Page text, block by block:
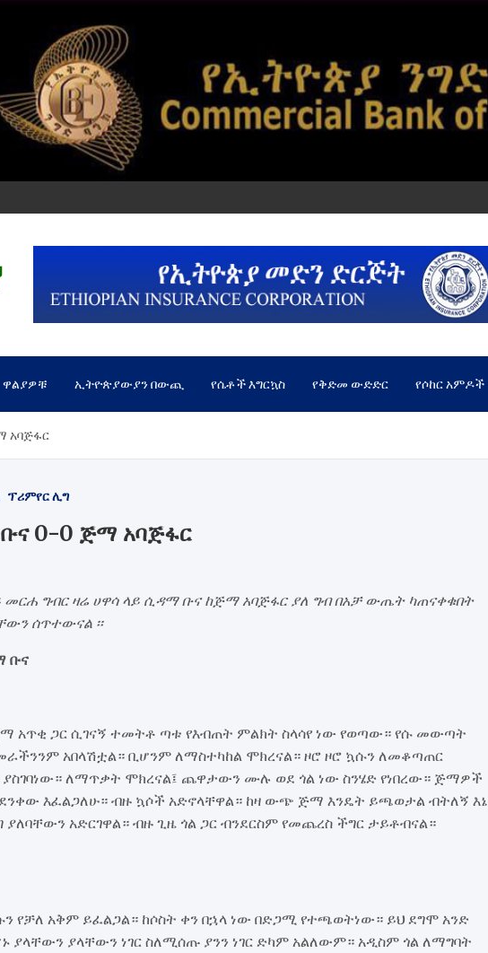
ዋልያዎቹ ኢትዮጵያውያን በውጪ የሴቶች እግርኳስ የቅድመ ውድድር የሶከር አምዶች
አባጅፋር
ፕሪምየር ሊግ
0-0 ጅማ አባጅፋር
ግብር ዛሬ ሀዋሳ ላይ ሲዳማ ቡና ከጅማ አባጅፋር ያለ ግብ በአቻ ውጤት ካጠናቀቁበት
ሰጥተውናል ፡፡
ቡና
አጥቂ ጋር ሲገናኝ ተመትቶ ጣቱ የእብጠት ምልክት ስላሳየ ነው የወጣው። የሱ መውጣት
አበላሽቷል። ቢሆንም ለማስተካከል ሞክረናል። ዞሮ ዞሮ ኳሱን ለመቆጣጠር
ያስገባነው። ለማጥቃት ሞክረናል፤ ጨዋታውን ሙሉ ወደ ጎል ነው ስንሄድ የነበረው። ጅማዎች
እፈልጋለሁ። ብዙ ኳሶች አድኖላቸዋል። ከዛ ውጭ ጅማ እንዴት ይጫወታል ብትለኝ እኔ
አድርገዋል። ብዙ ጊዜ ጎል ጋር ብንደርስም የመጨረስ ችግር ታይቶብናል።
የቻለ አቅም ይፈልጋል። ከሶስት ቀን በኋላ ነው በድጋሚ የተጫወትነው። ይህ ደግሞ አንድ
ያላቸውን ያላቸውን ነገር ስለሚሰጡ ያንን ነገር ድካም አልለውም። አዲስም ጎል ለማግባት